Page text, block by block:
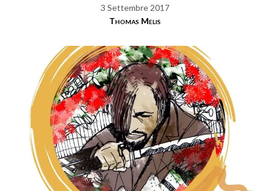
3 Settembre 2017
Thomas Melis